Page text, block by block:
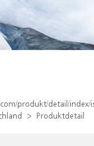
produkt/detail/index/
Produktdetail